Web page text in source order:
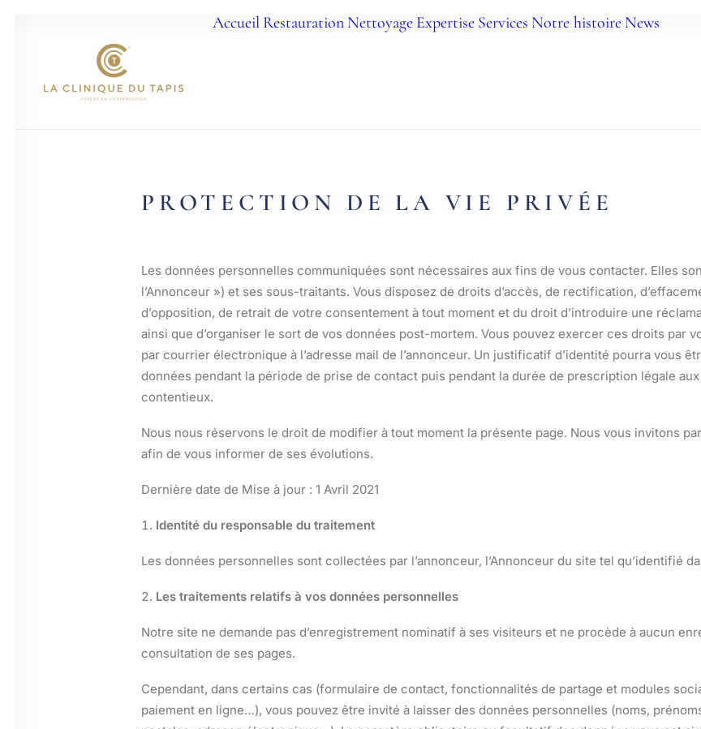
Accueil Restauration Nettoyage Expertise Services Notre histoire News
PROTECTION DE LA VIE PRIVÉE
Les données personnelles communiquées sont nécessaires aux fins de vous contacter. Elles
l’Annonceur ») et ses sous-traitants. Vous disposez de droits d’accès, de rectification,
d’opposition, de retrait de votre consentement à tout moment et du droit d’introduire une
ainsi que d’organiser le sort de vos données post-mortem. Vous pouvez exercer ces droits par
par courrier électronique à l’adresse mail de l’annonceur. Un justificatif d’identité pourra vous
données pendant la période de prise de contact puis pendant la durée de prescription légale
contentieux.
Nous nous réservons le droit de modifier à tout moment la présente page. Nous vous invitons
afin de vous informer de ses évolutions.
Dernière date de Mise à jour : 1 Avril 2021
Identité du responsable du traitement
Les données personnelles sont collectées par l’annonceur, l’Annonceur du site tel qu’identifié
Les traitements relatifs à vos données personnelles
Notre site ne demande pas d’enregistrement nominatif à ses visiteurs et ne procède à aucun
consultation de ses pages.
Cependant, dans certains cas (formulaire de contact, fonctionnalités de partage et modules
paiement en ligne…), vous pouvez être invité à laisser des données personnelles (noms,